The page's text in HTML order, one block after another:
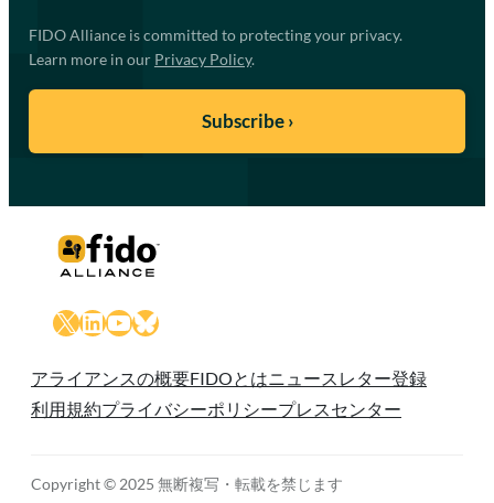
FIDO Alliance is committed to protecting your privacy.
Learn more in our Privacy Policy.
X LinkedIn
YouTube
Bluesky
アライアンスの概要FIDOとは ニュースレター登録
利用規約プライバシーポリシープレスセンター
Copyright © 2025 無断複写・転載を禁じます